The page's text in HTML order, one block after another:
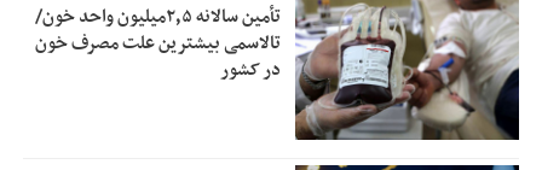
تأمین سالانه ۲٫۵میلیون واحد خون/
تالاسمی بیشترین علت مصرف‌ خون
در کشور